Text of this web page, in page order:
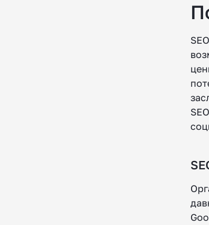
SEO